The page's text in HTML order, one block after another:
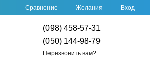
Сравнение Желания Вход
(098) 458-57-31
(050) 144-98-79
Перезвонить вам?